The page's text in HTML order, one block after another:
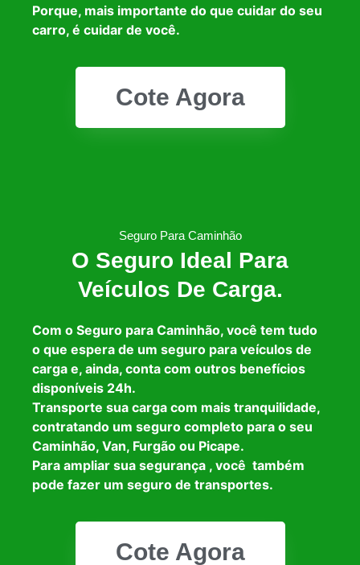
Porque, mais importante do que cuidar do seu
carro, é cuidar de você.
Cote Agora
Seguro Para Caminhão
O Seguro Ideal Para
Veículos De Carga.
Com o Seguro para Caminhão, você tem tudo
o que espera de um seguro para veículos de
carga e, ainda, conta com outros benefícios
disponíveis 24h.
Transporte sua carga com mais tranquilidade,
contratando um seguro completo para o seu
Caminhão, Van, Furgão ou Picape.
Para ampliar sua segurança , você também
pode fazer um seguro de transportes.
Cote Agora